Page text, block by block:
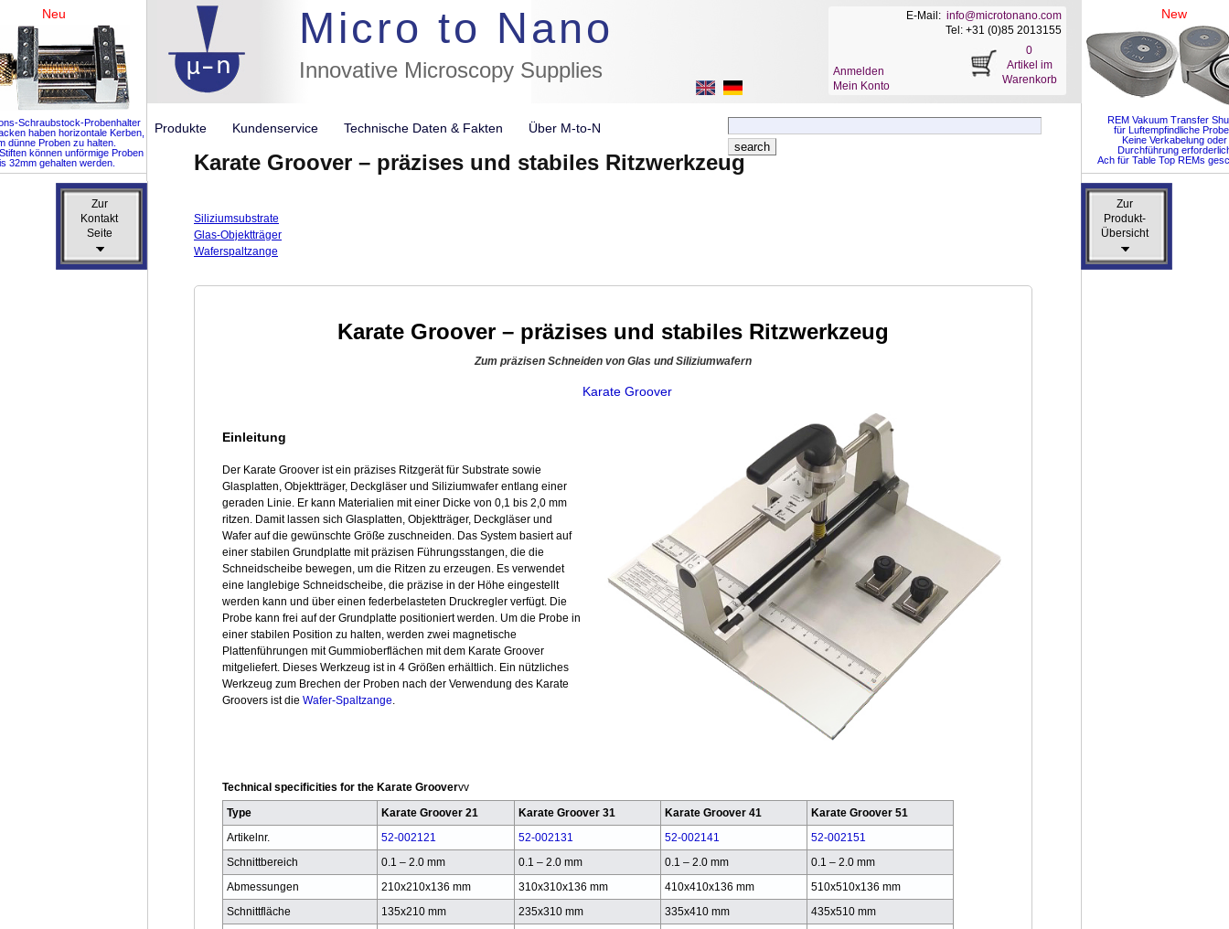
Zur
Produkt-
Übersicht
Zur
Produkt-
Übersicht
Zur
Kontakt
Seite
Zur
Kontakt
Seite
Neu
Schraubstock-Probenhalter
haben horizontale Kerben,
dünne Proben zu halten.
können unförmige Proben
32mm gehalten werden.
New
REM Vakuum Transfer
für Luftempfindliche
Keine Verkabelung oder
Durchführung
Ach für Table Top REMs
Micro to Nano
Innovative Microscopy Supplies
//flags for link to german page, if page exists
Produkte Kundenservice Technische Daten & Fakten Über M-to-N
Karate Groover – präzises und stabiles Ritzwerkzeug
E-Mail: info@microtonano.com
Tel: +31 (0)85 2013155
Anmelden
Mein Konto
0
Artikel im
Warenkorb
Siliziumsubstrate
Glas-Objektträger
Waferspaltzange
Karate Groover – präzises und stabiles Ritzwerkzeug
Zum präzisen Schneiden von Glas und Siliziumwafern
Karate Groover
Einleitung
Der Karate Groover ist ein präzises Ritzgerät für Substrate sowie
Glasplatten, Objektträger, Deckgläser und Siliziumwafer entlang einer
geraden Linie. Er kann Materialien mit einer Dicke von 0,1 bis 2,0 mm
ritzen. Damit lassen sich Glasplatten, Objektträger, Deckgläser und
Wafer auf die gewünschte Größe zuschneiden. Das System basiert auf
einer stabilen Grundplatte mit präzisen Führungsstangen, die die
Schneidscheibe bewegen, um die Ritzen zu erzeugen. Es verwendet
eine langlebige Schneidscheibe, die präzise in der Höhe eingestellt
werden kann und über einen federbelasteten Druckregler verfügt. Die
Probe kann frei auf der Grundplatte positioniert werden. Um die Probe in
einer stabilen Position zu halten, werden zwei magnetische
Plattenführungen mit Gummioberflächen mit dem Karate Groover
mitgeliefert. Dieses Werkzeug ist in 4 Größen erhältlich. Ein nützliches
Werkzeug zum Brechen der Proben nach der Verwendung des Karate
Groovers ist die Wafer-Spaltzange.
Technical specificities for the Karate Groovervv
Type
Karate Groover 21 Karate Groover 31 Karate Groover 41
Karate Groover 51
Artikelnr.
52-002121 52-002131 52-002141
52-002151
Schnittbereich
0.1 – 2.0 mm 0.1 – 2.0 mm 0.1 – 2.0 mm
0.1 – 2.0 mm
Abmessungen
210x210x136 mm 310x310x136 mm 410x410x136 mm
510x510x136 mm
Schnittfläche
135x210 mm 235x310 mm 335x410 mm
435x510 mm